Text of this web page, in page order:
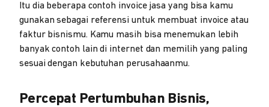
Itu dia beberapa contoh invoice jasa yang bisa kamu
gunakan sebagai referensi untuk membuat invoice atau
faktur bisnismu. Kamu masih bisa menemukan lebih
banyak contoh lain di internet dan memilih yang paling
sesuai dengan kebutuhan perusahaanmu.
Percepat Pertumbuhan Bisnis,